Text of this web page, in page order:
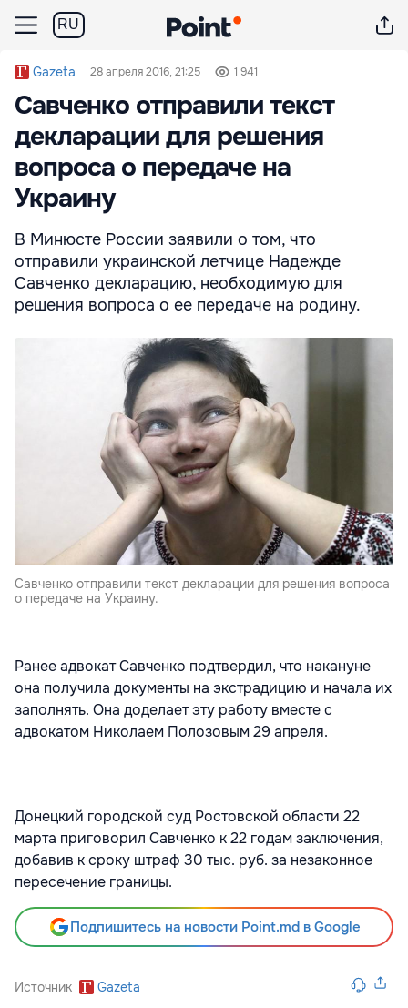
RU
Gazeta 28 апреля 2016, 21:25 1 941
Савченко отправили текст
декларации для решения
вопроса о передаче на
Украину
В Минюсте России заявили о том, что
отправили украинской летчице Надежде
Савченко декларацию, необходимую для
решения вопроса о ее передаче на родину.
Савченко отправили текст декларации для решения вопроса
о передаче на Украину.
Ранее адвокат Савченко подтвердил, что накануне
она получила документы на экстрадицию и начала их
заполнять. Она доделает эту работу вместе с
адвокатом Николаем Полозовым 29 апреля.
Донецкий городской суд Ростовской области 22
марта приговорил Савченко к 22 годам заключения,
добавив к сроку штраф 30 тыс. руб. за незаконное
пересечение границы.
Подпишитесь на новости Point.md в Google
Источник Gazeta